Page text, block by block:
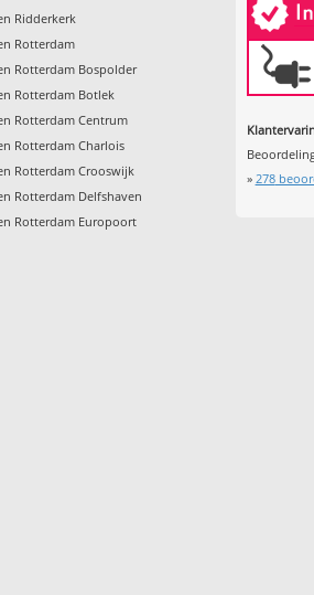
Ridderkerk
Rotterdam
Rotterdam Bospolder
Rotterdam Botlek
Rotterdam Centrum
Rotterdam Charlois
Rotterdam Crooswijk
Rotterdam Delfshaven
Rotterdam Europoort
» 278